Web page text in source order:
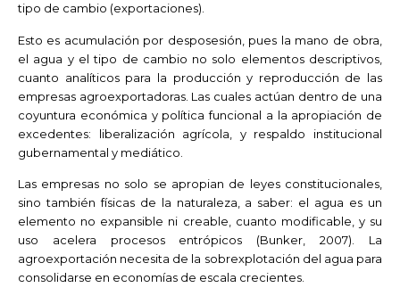
tipo de cambio (exportaciones).
Esto es acumulación por desposesión, pues la mano de obra,
el agua y el tipo de cambio no solo elementos descriptivos,
cuanto analíticos para la producción y reproducción de las
empresas agroexportadoras. Las cuales actúan dentro de una
coyuntura económica y política funcional a la apropiación de
excedentes: liberalización agrícola, y respaldo institucional
gubernamental y mediático.
Las empresas no solo se apropian de leyes constitucionales,
sino también físicas de la naturaleza, a saber: el agua es un
elemento no expansible ni creable, cuanto modificable, y su
uso acelera procesos entrópicos (Bunker, 2007). La
agroexportación necesita de la sobrexplotación del agua para
consolidarse en economías de escala crecientes.